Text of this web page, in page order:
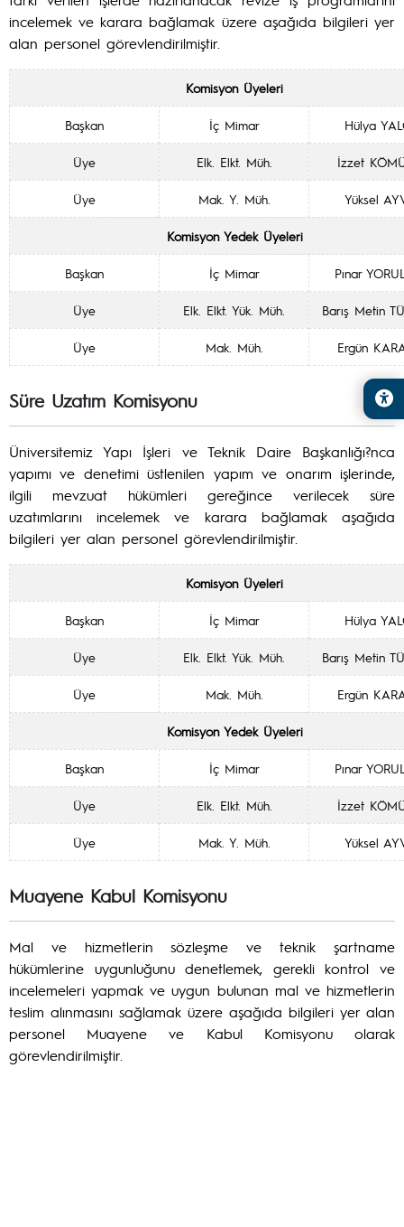
incelemek ve karara bağlamak üzere aşağıda bilgileri yer
alan personel görevlendirilmiştir.
Komisyon Üyeleri
Başkan İç Mimar Hülya
Üye Elk. Elkt. Müh. İzzet
Üye Mak. Y. Müh. Yüksel
Komisyon Yedek Üyeleri
Başkan İç Mimar Pınar
Üye Elk. Elkt. Yük. Müh. Barış Metin
Üye Mak. Müh. Ergün
Süre Uzatım Komisyonu
Üniversitemiz Yapı İşleri ve Teknik Daire Başkanlığı?nca
yapımı ve denetimi üstlenilen yapım ve onarım işlerinde,
ilgili mevzuat hükümleri gereğince verilecek süre
uzatımlarını incelemek ve karara bağlamak aşağıda
bilgileri yer alan personel görevlendirilmiştir.
Komisyon Üyeleri
Başkan İç Mimar Hülya
Üye Elk. Elkt. Yük. Müh. Barış Metin
Üye Mak. Müh. Ergün
Komisyon Yedek Üyeleri
Başkan İç Mimar Pınar
Üye Elk. Elkt. Müh. İzzet
Üye Mak. Y. Müh. Yüksel
Muayene Kabul Komisyonu
Mal ve hizmetlerin sözleşme ve teknik şartname
hükümlerine uygunluğunu denetlemek, gerekli kontrol ve
incelemeleri yapmak ve uygun bulunan mal ve hizmetlerin
teslim alınmasını sağlamak üzere aşağıda bilgileri yer alan
personel Muayene ve Kabul Komisyonu olarak
görevlendirilmiştir.